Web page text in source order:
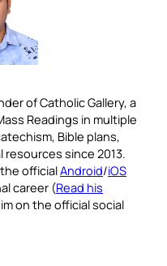
of Catholic Gallery, a
Readings in multiple
Bible plans,
since 2013.
officialAndroid/iOS
career (Read his
on the official social